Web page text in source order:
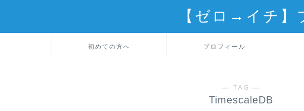
【ゼロ→イチ】
初めての方へ プロフィール
― TAG ―
TimescaleDB